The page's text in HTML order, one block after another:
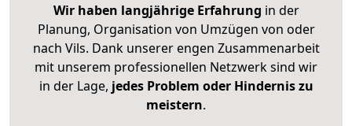
Wir haben langjährige Erfahrung in der
Planung, Organisation von Umzügen von oder
nach Vils. Dank unserer engen Zusammenarbeit
mit unserem professionellen Netzwerk sind wir
in der Lage, jedes Problem oder Hindernis zu
meistern.